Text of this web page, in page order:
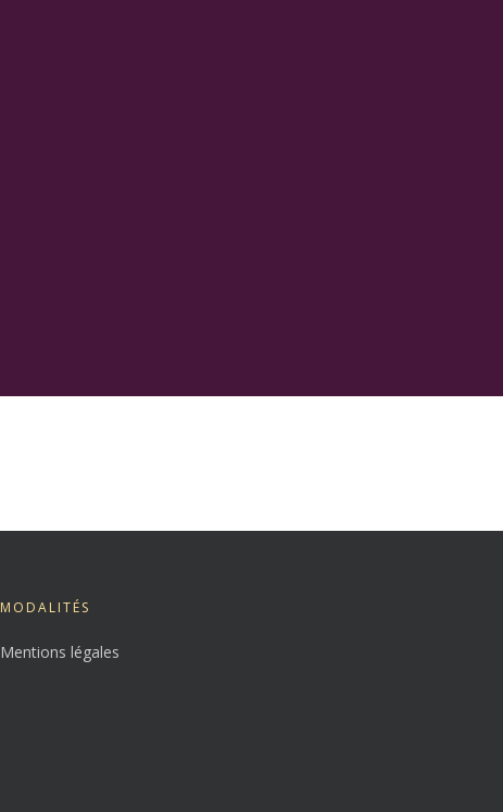
MODALITÉS
Mentions légales